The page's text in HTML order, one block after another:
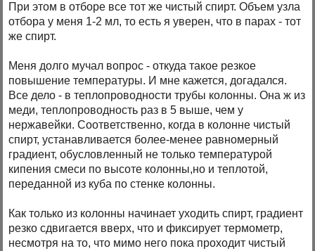
При этом в отборе все тот же чистый спирт. Объем узла
отбора у меня 1-2 мл, то есть я уверен, что в парах - тот
же спирт.
Меня долго мучал вопрос - откуда такое резкое
повышение температуры. И мне кажется, догадался.
Все дело - в теплопроводности трубы колонны. Она ж из
меди, теплопроводность раз в 5 выше, чем у
нержавейки. Соответственно, когда в колонне чистый
спирт, устанавливается более-менее равномерный
градиент, обусловленный не только температурой
кипения смеси по высоте колонны,но и теплотой,
переданной из куба по стенке колонны.
Как только из колонны начинает уходить спирт, градиент
резко сдвигается вверх, что и фиксирует термометр,
несмотря на то, что мимо него пока проходит чистый